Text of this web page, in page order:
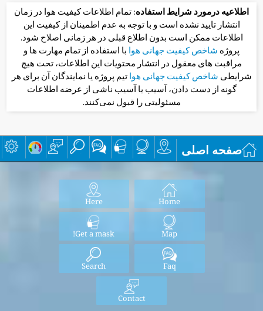
اطلاعیه درمورد شرایط استفاده: تمام اطلاعات کیفیت هوا در زمان
انتشار تایید نشده است و با توجه به عدم اطمینان از کیفیت این
اطلاعات ممکن است بدون اطلاع قبلی در هر زمانی اصلاح شود.
پروژه شاخص کیفیت جهانی هوا با استفاده از تمام مهارت ها و
مراقبت های معقول در انتشار محتویات این اطلاعات، تحت هیچ
شرایطی شاخص کیفیت جهانی هواتیم پروژه یا نمایندگان آن برای هر
گونه از دست دادن، آسیب یا آسیب ناشی از عرضه اطلاعات
مسئولیتی را قبول نمی‌کنند.
صفحه اصلی
Home
Here
Map
Get a mask!
Faq
Search
Contact